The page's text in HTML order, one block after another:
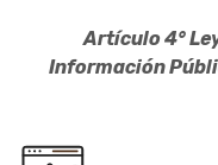
Artículo 4°
Información